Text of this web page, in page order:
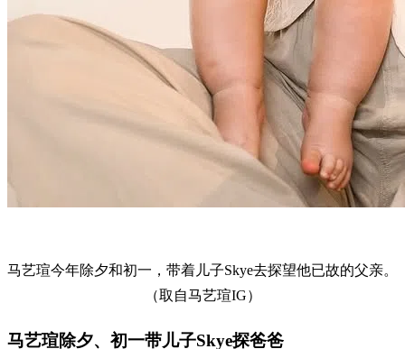
马艺瑄今年除夕和初一，带着儿子Skye去探望他已故的父亲。
（取自马艺瑄IG）
马艺瑄除夕、初一带儿子Skye探爸爸